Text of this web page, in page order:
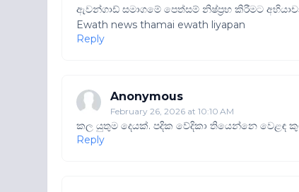
ඇවන්ගාඩ් සමාගමේ පෙත්සම් නිෂ්ප්‍රභ කිරීමට
Ewath news thamai ewath liyapan
Reply
Anonymous
February 26, 2026 at 10:10 AM
කල යුතුම දෙයක්. පදික වේදිකා තියෙන්නෙ වෙළඳ
Reply